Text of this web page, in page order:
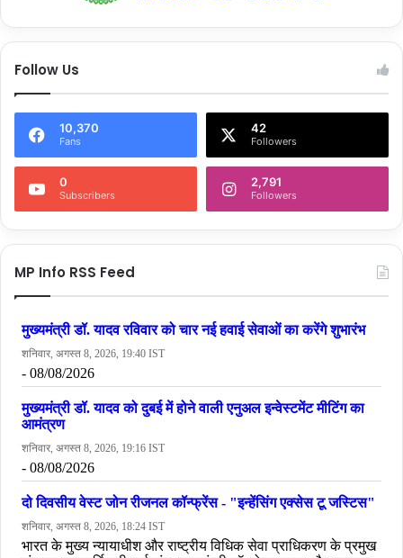
बनेगा दुनिया की तीसरी बड़ी इकोनॉमी
शेयर करें :-
More
Follow Us
10,370
Fans
42
Followers
0
Subscribers
2,791
Followers
MP Info RSS Feed